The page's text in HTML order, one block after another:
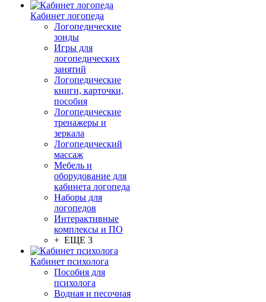
Кабинет логопеда
Логопедические
зонды
Игры для
логопедических
занятий
Логопедические
книги, карточки,
пособия
Логопедические
тренажеры и
зеркала
Логопедический
массаж
Мебель и
оборудование для
кабинета логопеда
Наборы для
логопедов
Интерактивные
комплексы и ПО
+ ЕЩЕ 3
Кабинет психолога
Пособия для
психолога
Водная и песочная